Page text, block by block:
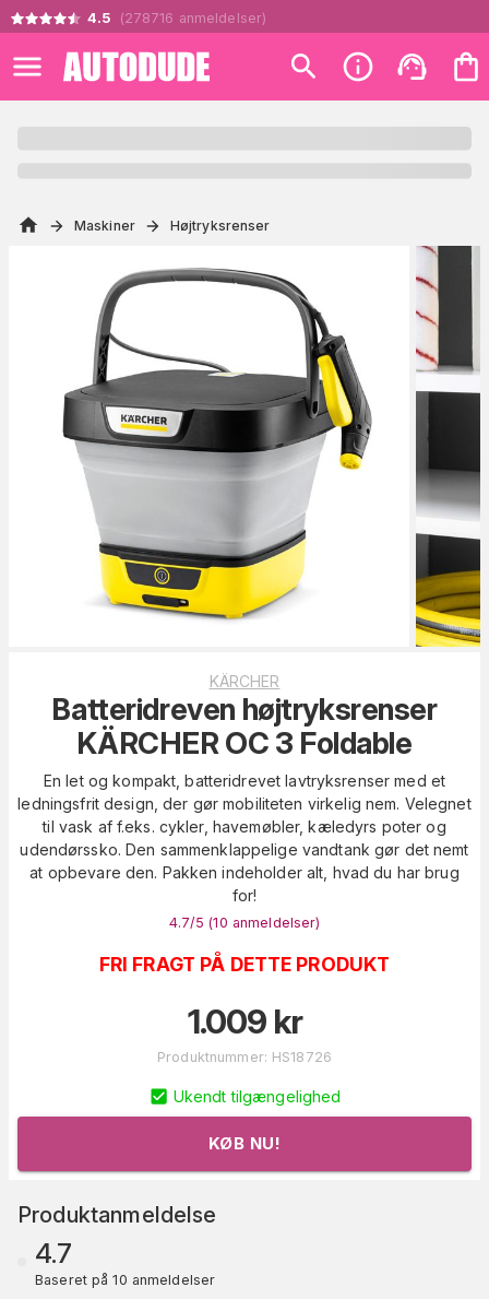
4.5 (278716 anmeldelser)
Maskiner Højtryksrenser
KÄRCHER
Batteridreven højtryksrenser
KÄRCHER OC 3 Foldable
En let og kompakt, batteridrevet lavtryksrenser med et
ledningsfrit design, der gør mobiliteten virkelig nem. Velegnet
til vask af f.eks. cykler, havemøbler, kæledyrs poter og
udendørssko. Den sammenklappelige vandtank gør det nemt
at opbevare den. Pakken indeholder alt, hvad du har brug
for!
4.7/5 (10 anmeldelser)
FRI FRAGT PÅ DETTE PRODUKT
1.009 kr
Produktnummer: HS18726
Ukendt tilgængelighed
KØB NU!
Produktanmeldelse
4.7
Baseret på 10 anmeldelser